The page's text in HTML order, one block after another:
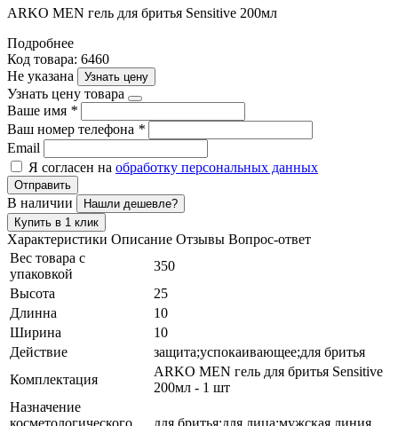
ARKO MEN гель для бритья Sensitive 200мл
Подробнее
Код товара: 6460
Не указана
Узнать цену
Узнать цену товара
Ваше имя *
Ваш номер телефона *
Email
Я согласен на обработку персональных данных
Отправить
В наличии
Нашли дешевле?
Купить в 1 клик
Характеристики Описание Отзывы Вопрос-ответ
Вес товара с
упаковкой
350
Высота
25
Длинна
10
Ширина
10
Действие
защита;успокаивающее;для бритья
Комплектация
ARKO MEN гель для бритья Sensitive
200мл - 1 шт
Назначение
косметологического
для бритья;для лица;мужская линия